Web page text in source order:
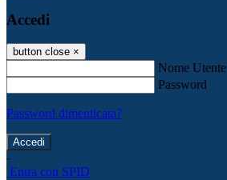
Accedi
button close ×
Nome Utente
Password
Password dimenticata?
-
Entra con SPID